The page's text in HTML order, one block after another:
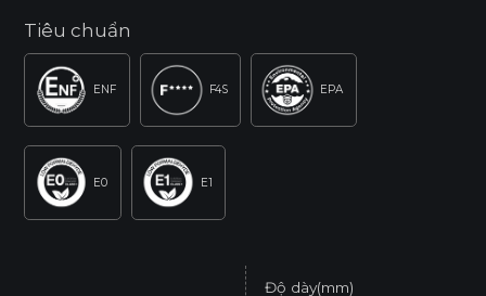
Tiêu chuẩn
ENF F4S EPA
E0 E1
Độ dày(mm)